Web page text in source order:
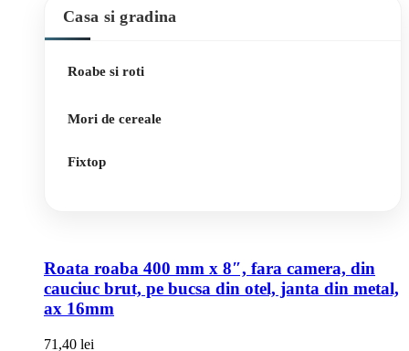
Casa si gradina
Roabe si roti
Mori de cereale
Fixtop
Roata roaba 400 mm x 8″, fara camera, din
cauciuc brut, pe bucsa din otel, janta din metal,
ax 16mm
71,40 lei